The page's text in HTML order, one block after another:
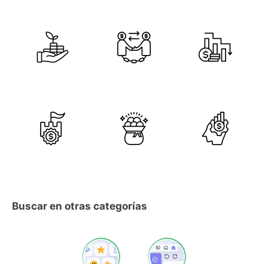
Buscar en otras categorías